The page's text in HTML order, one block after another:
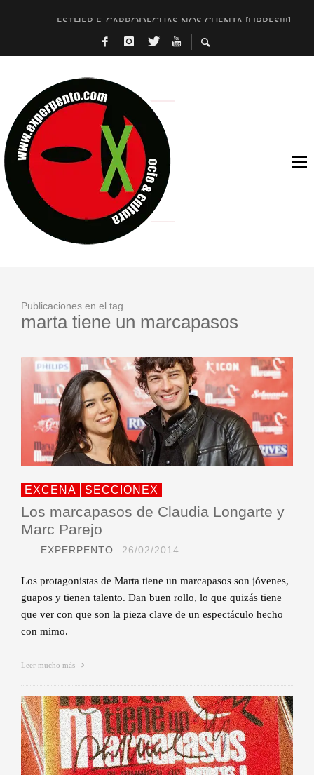
ESTHER F. CARRODEGUAS NOS CUENTA [LIBRES!!!]
[TERRA DE GUAPES] DE SANDRA MONFORT
TIMBRE 4, LA ESCUELA DEL DIRECTOR TEATRAL CLAUDIO
30 AÑOS (NO ES NADA) DE LA KATARSIS DEL TOMATAZO
MILITARES JUDÍAS EN #EXVITA
D’BALDOMEROS REINVENTAN [BITÁCORA 3.0] EN EXVITA
MARSHALL FLASH PRESENTA EN EXVITA [RELATIVA
JOFRE BARDAGÍ EN EXVITA INTERPRETANDO A SERRAT
Publicaciones en el tag
marta tiene un marcapasos
EXCENA SECCIONEX
Los marcapasos de Claudia Longarte y
Marc Parejo
EXPERPENTO 26/02/2014
Los protagonistas de Marta tiene un marcapasos son jóvenes,
guapos y tienen talento. Dan buen rollo, lo que quizás tiene
que ver con que son la pieza clave de un espectáculo hecho
con mimo.
Leer mucho más